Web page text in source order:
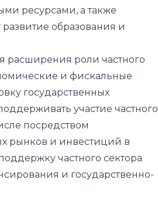
ресурсами, а также
образования и
расширения роли частного
и фискальные
государственных
участие частного
посредством
рынков и инвестиций в
частного сектора
и государственно-